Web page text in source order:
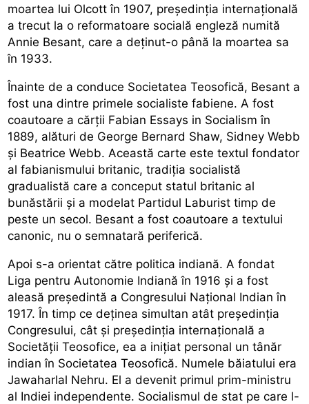
moartea lui Olcott în 1907, președinția internațională
a trecut la o reformatoare socială engleză numită
Annie Besant, care a deținut-o până la moartea sa
în 1933.
Înainte de a conduce Societatea Teosofică, Besant a
fost una dintre primele socialiste fabiene. A fost
coautoare a cărții Fabian Essays in Socialism în
1889, alături de George Bernard Shaw, Sidney Webb
și Beatrice Webb. Această carte este textul fondator
al fabianismului britanic, tradiția socialistă
gradualistă care a conceput statul britanic al
bunăstării și a modelat Partidul Laburist timp de
peste un secol. Besant a fost coautoare a textului
canonic, nu o semnatară periferică.
Apoi s-a orientat către politica indiană. A fondat
Liga pentru Autonomie Indiană în 1916 și a fost
aleasă președintă a Congresului Național Indian în
1917. În timp ce deținea simultan atât președinția
Congresului, cât și președinția internațională a
Societății Teosofice, ea a inițiat personal un tânăr
indian în Societatea Teosofică. Numele băiatului era
Jawaharlal Nehru. El a devenit primul prim-ministru
al Indiei independente. Socialismul de stat pe care l-